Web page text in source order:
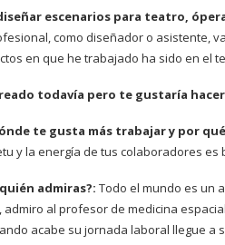
escenarios para teatro,
como diseñador o asistente,
en que he trabajado ha sido en el
todavía pero te gustaría
te gusta más trabajar y por
y la energía de tus colaboradores
admiras?: Todo el mundo es un
al profesor de medicina
acabe su jornada laboral llegue a